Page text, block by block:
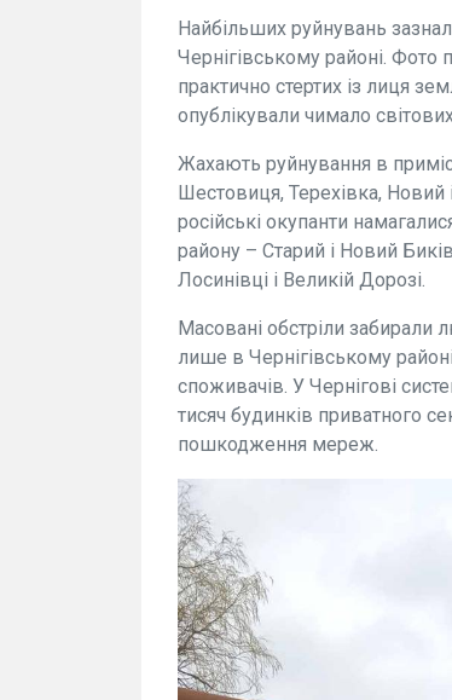
Найбільших руйнувань
Чернігівському районі. Фото
практично стертих із лиця
опублікували чимало
Жахають руйнування в
Шестовиця, Терехівка, Новий
російські окупанти
району – Старий і Новий
Лосинівці і Великій Дорозі.
Масовані обстріли забирали
лише в Чернігівському
споживачів. У Чернігові
тисяч будинків приватного
пошкодження мереж.